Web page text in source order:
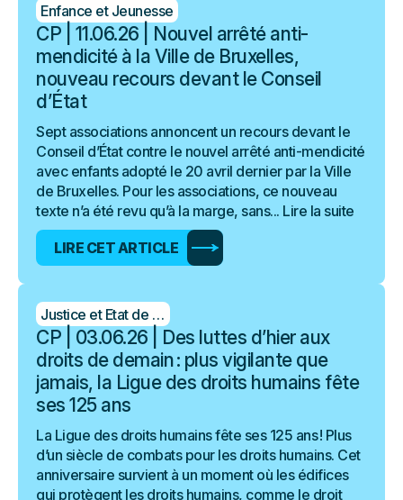
Enfance et Jeunesse
CP | 11.06.26 | Nouvel arrêté anti-
mendicité à la Ville de Bruxelles,
nouveau recours devant le Conseil
d’État
Sept associations annoncent un recours devant le
Conseil d’État contre le nouvel arrêté anti-mendicité
avec enfants adopté le 20 avril dernier par la Ville
de Bruxelles. Pour les associations, ce nouveau
texte n’a été revu qu’à la marge, sans... Lire la suite
LIRE CET ARTICLE
Justice et Etat de droit
CP | 03.06.26 | Des luttes d’hier aux
droits de demain : plus vigilante que
jamais, la Ligue des droits humains fête
ses 125 ans
La Ligue des droits humains fête ses 125 ans ! Plus
d’un siècle de combats pour les droits humains. Cet
anniversaire survient à un moment où les édifices
qui protègent les droits humains, comme le droit